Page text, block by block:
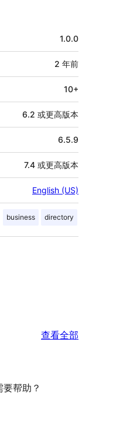
1.0.0
2 年前
10+
6.2 或更高版本
6.5.9
7.4 或更高版本
English (US)
business directory
查看全部
帮助？